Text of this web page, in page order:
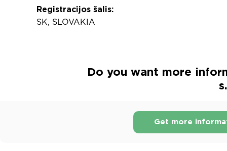
Registracijos šalis:
SK, SLOVAKIA
Do you want more
Get more